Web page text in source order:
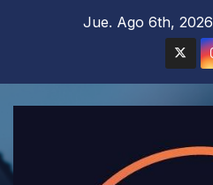
Jue. Ago 6th, 2026